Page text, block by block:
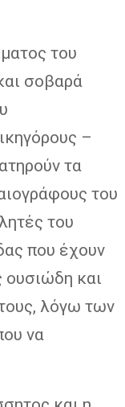
του
σοβαρά
–
τα
του
του
που έχουν
ουσιώδη και
λόγω των
να